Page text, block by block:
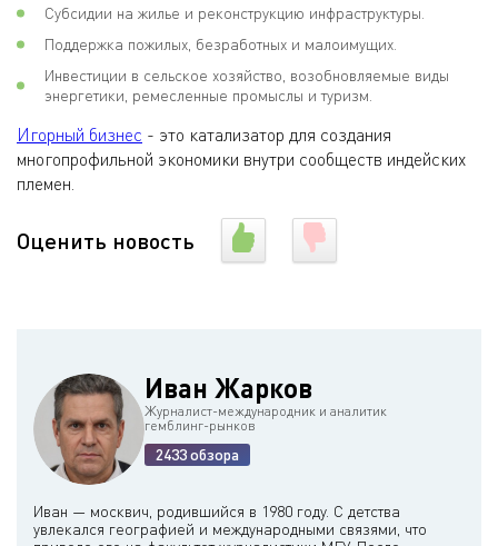
Субсидии на жилье и реконструкцию инфраструктуры.
Поддержка пожилых, безработных и малоимущих.
Инвестиции в сельское хозяйство, возобновляемые виды
энергетики, ремесленные промыслы и туризм.
Игорный бизнес - это катализатор для создания
многопрофильной экономики внутри сообществ индейских
племен.
Оценить новость
Иван Жарков
Журналист-международник и аналитик
гемблинг-рынков
2433 обзора
Иван — москвич, родившийся в 1980 году. С детства
увлекался географией и международными связями, что